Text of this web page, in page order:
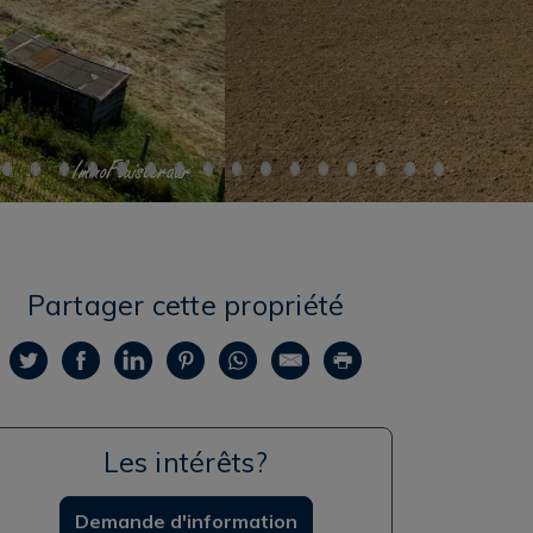
Partager cette propriété
Les intérêts?
Demande d'information